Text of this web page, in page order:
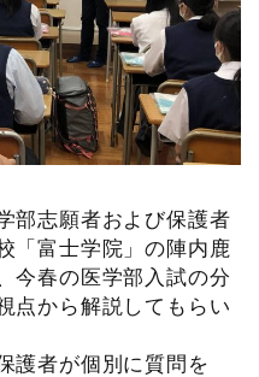
部志願者および保護者
「富士学院」の陣内鹿
今春の医学部入試の分
点から解説してもらい
護者が個別に質問を